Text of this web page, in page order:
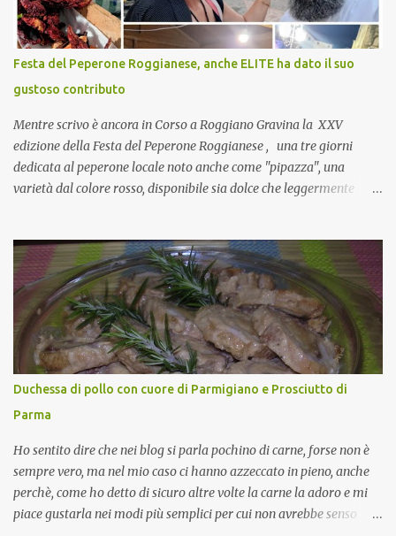
si, è un modo per riunirsi tutti a fine anno e tirare le somme…
naturalmente mangiando tutti insieme, con grande convivialità!
CoCo : è naturale il cibo, come sappiamo bene, funziona spesso da
collante e anche nel lavoro riesce a creare spesso l’ambiente
favorevole per molte belle opportunità, non trovi? Cuocapercaso :
Si, concordo! …addirittura si dice...
Festa del Peperone Roggianese, anche ELITE ha dato il suo
gustoso contributo
Mentre scrivo è ancora in Corso a Roggiano Gravina la XXV
edizione della Festa del Peperone Roggianese , una tre giorni
dedicata al peperone locale noto anche come "pipazza", una
varietà dal colore rosso, disponibile sia dolce che leggermente
(Pat) della Calabria. Un ingrediente versatile in cucina, utilizzato
fresco o essiccato in ricette della tradizione o in piatti innovativi.
Durante la prima serata dell'evento abbiamo avuto prova della
versatilità di questo ingrediente durante il "2° Concorso
Gastronomico di piatti a base di peperone Roggianese" ideato da
Gina Santagata , presidente dell'associazione Mongolfiera, che ha
visto coinvolte tante associazioni attive sul territorio che hanno
voluto partecipare presentando un loro piatto a base di peperone.
Da giurata del concorso insieme agli chef Francesco Luci e ...
Duchessa di pollo con cuore di Parmigiano e Prosciutto di
Parma
Ho sentito dire che nei blog si parla pochino di carne, forse non è
sempre vero, ma nel mio caso ci hanno azzeccato in pieno, anche
perchè, come ho detto di sicuro altre volte la carne la adoro e mi
piace gustarla nei modi più semplici per cui non avrebbe senso